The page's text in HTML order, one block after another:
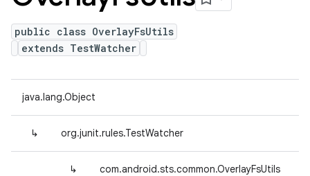
public class OverlayFsUtils
extends TestWatcher
java.lang.Object
↳ org.junit.rules.TestWatcher
↳ com.android.sts.common.OverlayFsUtils